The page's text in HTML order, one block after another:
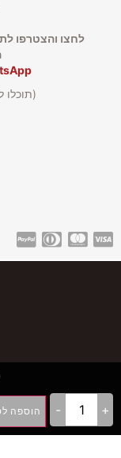
לחצו והצטרפו
+
- הוספה